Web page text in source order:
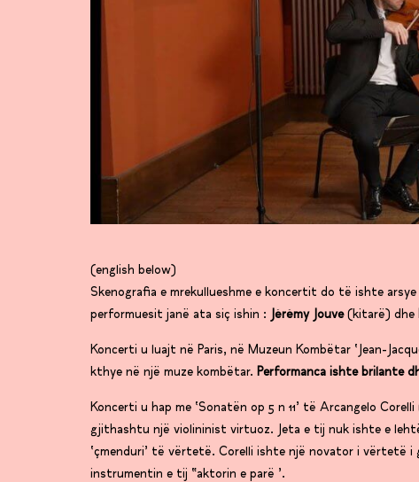
(english below)
Skenografia e mrekullueshme e koncertit do të ishte
performuesit janë ata siç ishin :
Jérémy Jouve(kitarë) dhe
Koncerti u luajt në Paris, në Muzeun Kombëtar ‘Jean-
kthye në një muze kombëtar. Performanca ishte brilante
Koncerti u hap me ‘Sonatën op 5 n 11’ të Arcangelo
gjithashtu një violininist virtuoz. Jeta e tij nuk ishte e
‘çmenduri’ të vërtetë. Corelli ishte një novator i vërtetë i
instrumentin e tij “aktorin e parë ’.